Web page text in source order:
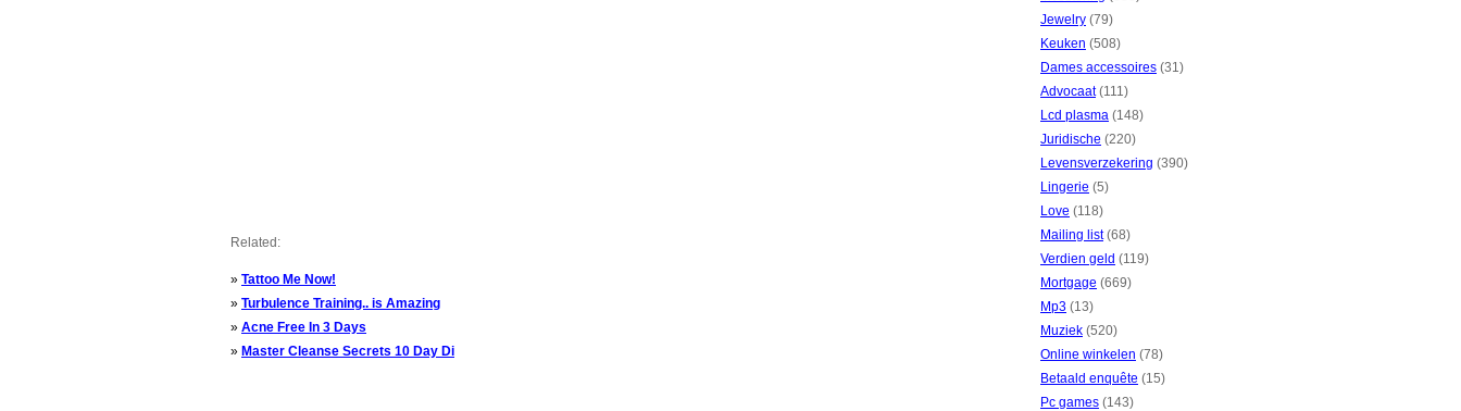
Related:
» Tattoo Me Now!
» Turbulence Training.. is Amazing
» Acne Free In 3 Days
» Master Cleanse Secrets 10 Day Di
Jewelry (79)
Keuken (508)
Dames accessoires (31)
Advocaat(111)
Lcd plasma (148)
Juridische (220)
Levensverzekering (390)
Lingerie (5)
Love (118)
Mailing list(68)
Verdien geld (119)
Mortgage (669)
Mp3 (13)
Muziek (520)
Online winkelen (78)
Betaald enquête (15)
Pc games (143)